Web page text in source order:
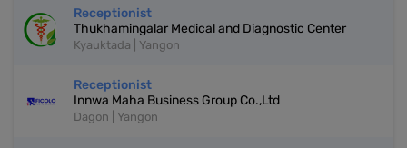
Receptionist
Thukhamingalar Medical and Diagnostic Center
Kyauktada | Yangon
Receptionist
Innwa Maha Business Group Co.,Ltd
Dagon | Yangon